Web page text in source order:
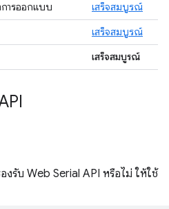
การออกแบบ
เสร็จสมบูรณ์
เสร็จสมบูรณ์
เสร็จสมบูรณ์
งรับ Web Serial API หรือไม่ ให้ใช้